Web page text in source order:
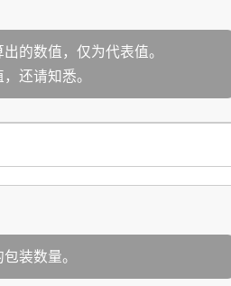
的数值，仅为代表值。
还请知悉。
装数量。